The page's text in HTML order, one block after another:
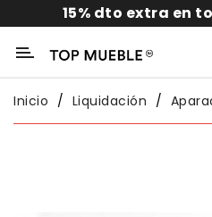
15% dto extra en
Categoría
Inicio Liquidación